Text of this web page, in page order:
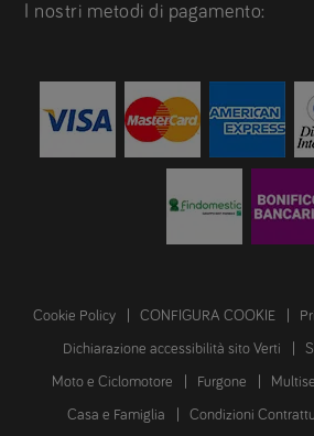
I nostri metodi di pagamento:
Cookie Policy CONFIGURA COOKIE
Dichiarazione accessibilità sito Verti
Moto e Ciclomotore Furgone
Casa e Famiglia Condizioni